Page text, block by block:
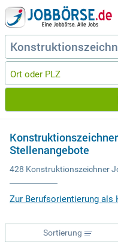
Stellenangebote
428 Konstruktionszeichner
Zur Berufsorientierung als
Sortierung